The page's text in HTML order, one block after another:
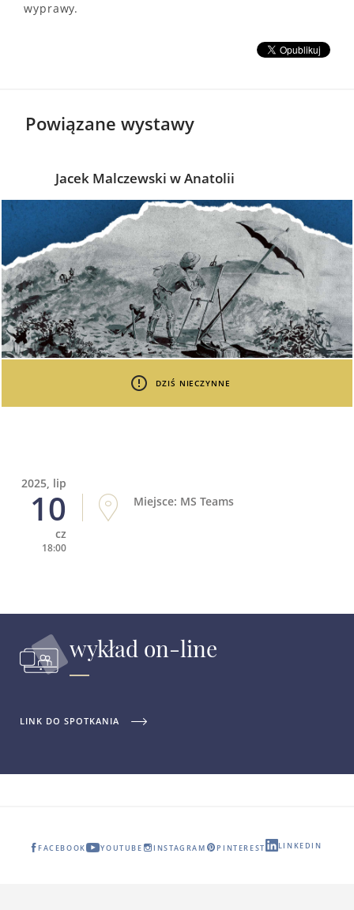
wyprawy.
Powiązane wystawy
Jacek Malczewski w Anatolii
DZIŚ NIECZYNNE
2025, lip
10
cz
18:00
Miejsce: MS Teams
wykład on-line
LINK DO SPOTKANIA
FACEBOOK YOUTUBE INSTAGRAM PINTEREST LINKEDIN